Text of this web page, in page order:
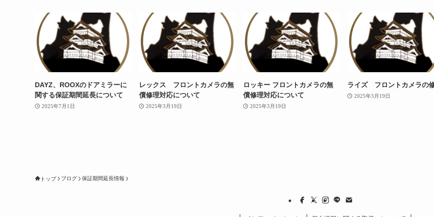
DAYZ、ROOXのドアミラーに
関する保証期間延長について
2025年7月1日
レックス フロントカメラの無
償修理対応について
2025年3月19日
ロッキー フロントカメラの無
償修理対応について
2025年3月19日
ライズ フロントカメラの
2025年3月19日
トップ ブログ 保証期間延長情報